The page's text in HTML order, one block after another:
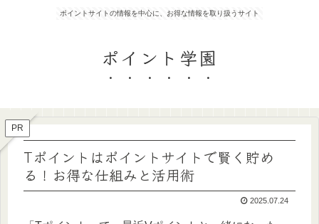
ポイントサイトの情報を中心に、お得な情報を取り扱うサイト
ポイント学園
PR
Tポイントはポイントサイトで賢く貯め
る！お得な仕組みと活用術
2025.07.24